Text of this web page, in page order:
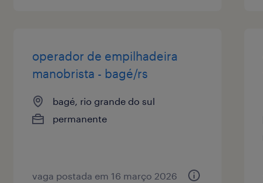
operador de empilhadeira
manobrista - bagé/rs
bagé, rio grande do sul
permanente
vaga postada em 16 março 2026